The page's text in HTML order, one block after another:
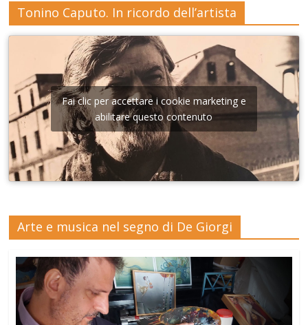
Tonino Caputo. In ricordo dell’artista
Fai clic per accettare i cookie marketing e
abilitare questo contenuto
Arte e musica nel segno di De Giorgi